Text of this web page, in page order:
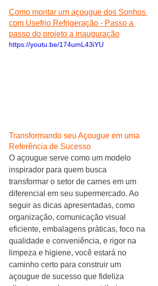
Como montar um açougue dos Sonhos
com Usefrio Refrigeração - Passo a
passo do projeto a inauguração
https://youtu.be/174umL43iYU
Transformando seu Açougue em uma
Referência de Sucesso
O açougue serve como um modelo
inspirador para quem busca
transformar o setor de carnes em um
diferencial em seu supermercado. Ao
seguir as dicas apresentadas, como
organização, comunicação visual
eficiente, embalagens práticas, foco na
qualidade e conveniência, e rigor na
limpeza e higiene, você estará no
caminho certo para construir um
açougue de sucesso que fideliza